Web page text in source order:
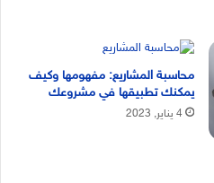
محاسبة المشاريع: مفهومها وكيف
يمكنك تطبيقها في مشروعك
4 يناير, 2023